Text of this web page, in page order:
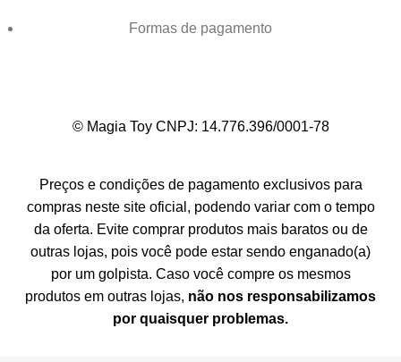
Formas de pagamento
© Magia Toy CNPJ: 14.776.396/0001-78
Preços e condições de pagamento exclusivos para
compras neste site oficial, podendo variar com o tempo
da oferta. Evite comprar produtos mais baratos ou de
outras lojas, pois você pode estar sendo enganado(a)
por um golpista. Caso você compre os mesmos
produtos em outras lojas, não nos responsabilizamos
por quaisquer problemas.